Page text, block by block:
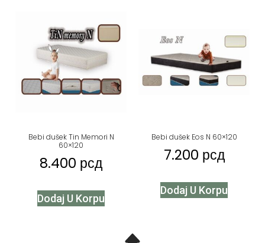
Bebi dušek Tin Memori N
60×120
8.400 рсд
Dodaj U Korpu
Bebi dušek Eos N 60×120
7.200 рсд
Dodaj U Korpu